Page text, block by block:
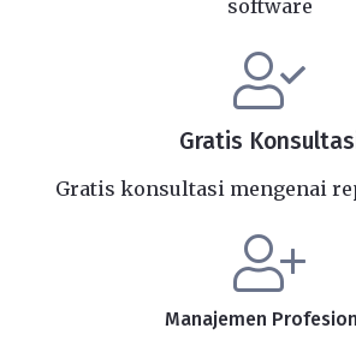
software
Gratis
Gratis konsultasi mengenai
Manajemen